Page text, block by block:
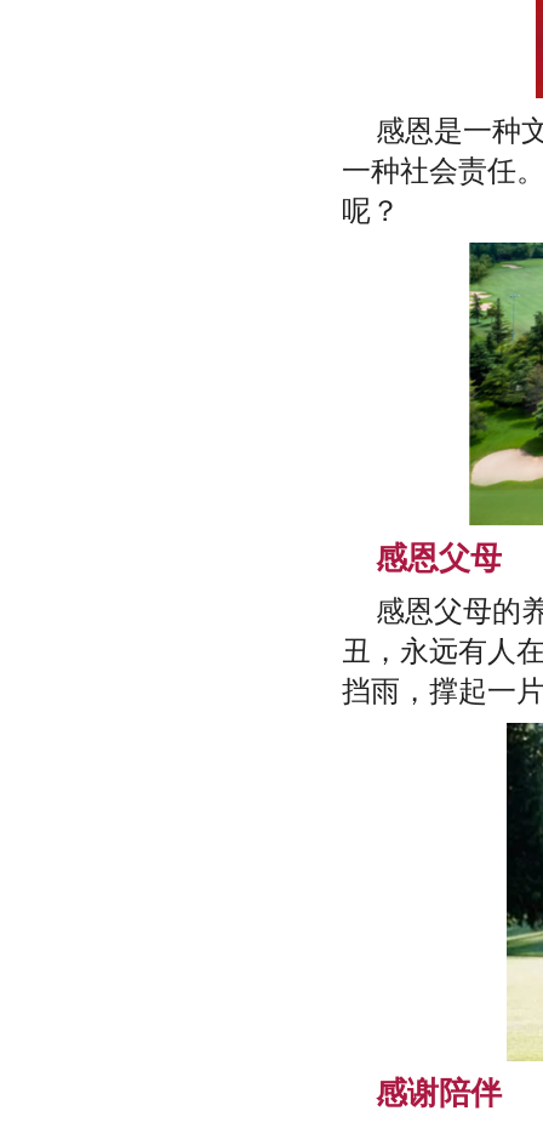
感恩是一种
一种社会责任
呢？
感恩父母
感恩父母的
丑，永远有人
挡雨，撑起一
感谢陪伴